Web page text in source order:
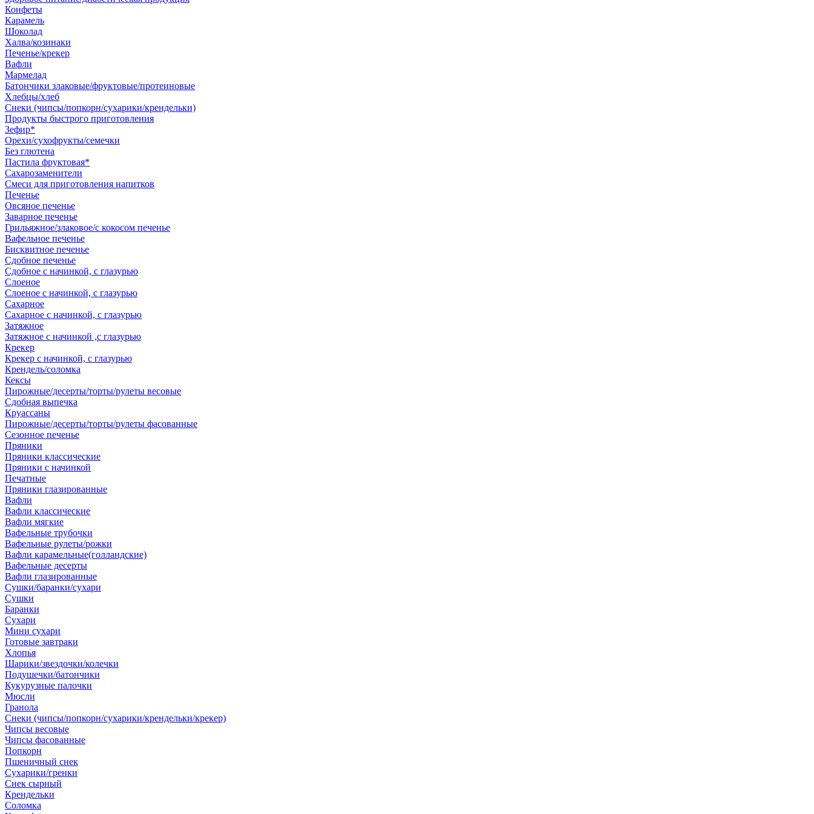
Конфеты
Карамель
Шоколад
Халва/козинаки
Печенье/крекер
Вафли
Мармелад
Батончики злаковые/фруктовые/протеиновые
Хлебцы/хлеб
Снеки (чипсы/попкорн/сухарики/крендельки)
Продукты быстрого приготовления
Зефир*
Орехи/сухофрукты/семечки
Без глютена
Пастила фруктовая*
Сахарозаменители
Смеси для приготовления напитков
Печенье
Овсяное печенье
Заварное печенье
Грильяжное/злаковое/с кокосом печенье
Вафельное печенье
Бисквитное печенье
Сдобное печенье
Сдобное с начинкой, с глазурью
Слоеное
Слоеное с начинкой, с глазурью
Сахарное
Сахарное с начинкой, с глазурью
Затяжное
Затяжное с начинкой ,с глазурью
Крекер
Крекер с начинкой, с глазурью
Крендель/соломка
Кексы
Пирожные/десерты/торты/рулеты весовые
Сдобная выпечка
Круассаны
Пирожные/десерты/торты/рулеты фасованные
Сезонное печенье
Пряники
Пряники классические
Пряники с начинкой
Печатные
Пряники глазированные
Вафли
Вафли классические
Вафли мягкие
Вафельные трубочки
Вафельные рулеты/рожки
Вафли карамельные(голландские)
Вафельные десерты
Вафли глазированные
Сушки/баранки/сухари
Сушки
Баранки
Сухари
Мини сухари
Готовые завтраки
Хлопья
Шарики/звездочки/колечки
Подушечки/батончики
Кукурузные палочки
Мюсли
Гранола
Снеки (чипсы/попкорн/сухарики/крендельки/крекер)
Чипсы весовые
Чипсы фасованные
Попкорн
Пшеничный снек
Сухарики/гренки
Снек сырный
Крендельки
Соломка